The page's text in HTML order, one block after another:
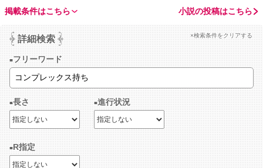
小説の投稿はこちら
掲載条件はこちら
詳細検索 ×検索条件をクリアする
フリーワード
長さ 進行状況
R指定